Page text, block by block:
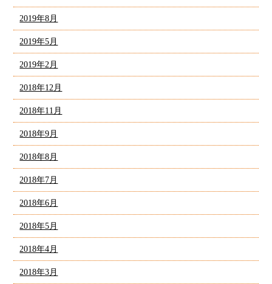
2019年8月
2019年5月
2019年2月
2018年12月
2018年11月
2018年9月
2018年8月
2018年7月
2018年6月
2018年5月
2018年4月
2018年3月